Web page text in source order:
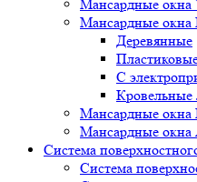
Мансардные окна
Мансардные окна
Деревянные
С
Мансардные
Мансардные окна
Система
Система